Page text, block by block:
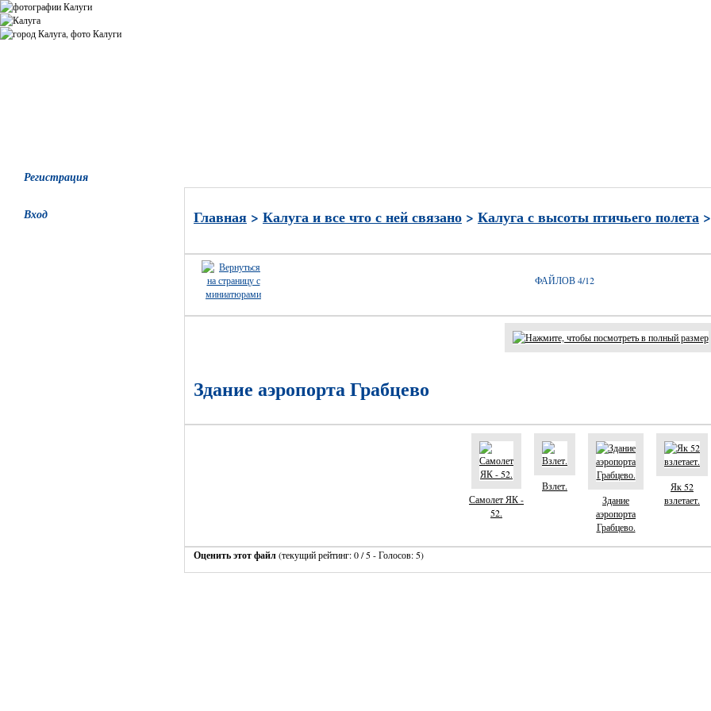
Регистрация
Вход Главная > Калуга и все что с ней связано > Калуга с высоты птичьего полета >
ФАЙЛОВ 4/12
Здание аэропорта Грабцево
Самолет ЯК -
52.
Взлет.
Здание
аэропорта
Грабцево.
Як 52
взлетает.
Оценить этот файл(текущий рейтинг: 0 / 5 - Голосов: 5)